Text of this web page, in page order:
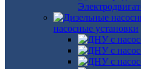
насосные установки